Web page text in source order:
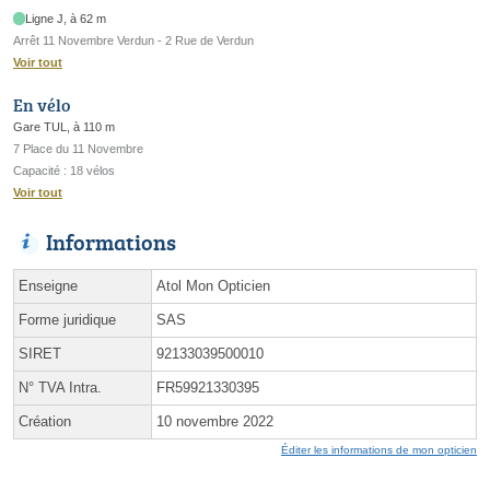
Ligne J, à 62 m
Arrêt 11 Novembre Verdun - 2 Rue de Verdun
Voir tout
En vélo
Gare TUL, à 110 m
7 Place du 11 Novembre
Capacité : 18 vélos
Voir tout
Informations
Enseigne Atol Mon Opticien
Forme juridique SAS
SIRET 92133039500010
N° TVA Intra. FR59921330395
Création 10 novembre 2022
Éditer les informations de mon opticien